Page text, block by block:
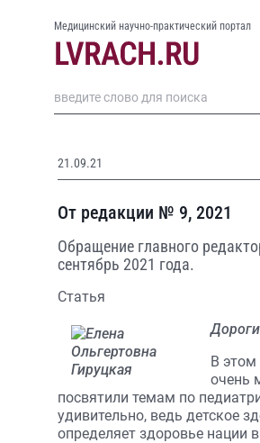
Медицинский научно-практический портал
21.09.21
От редакции № 9, 2021
Обращение главного
сентябрь 2021 года.
Статья
В
очень
посвятили темам по
удивительно, ведь детское
определяет здоровье нации